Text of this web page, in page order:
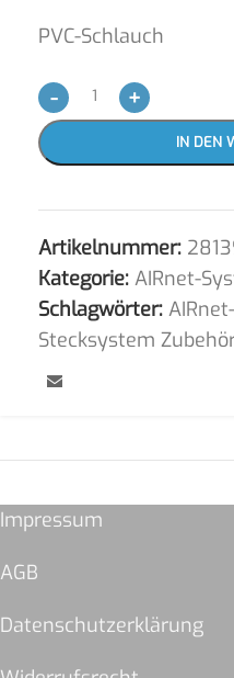
PVC-Schlauch
- +
IN DEN
Artikelnummer:
Kategorie: AIRnet-
Schlagwörter:
Stecksystem
Impressum
AGB
Datenschutzerklärung